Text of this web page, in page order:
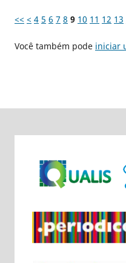
<< < 4 5 6 7 8 9 10 11 12 13
Você também pode iniciar